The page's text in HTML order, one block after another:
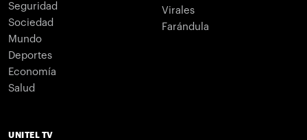
Seguridad
Sociedad
Mundo
Deportes
Economía
Salud
Virales
Farándula
UNITEL TV